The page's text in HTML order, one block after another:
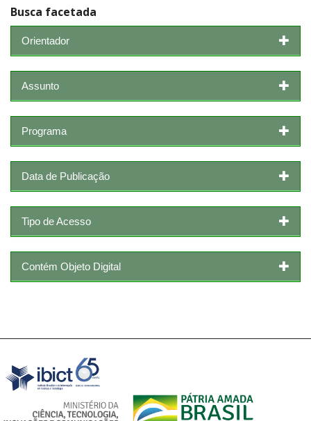
Busca facetada
Orientador
Assunto
Programa
Data de Publicação
Tipo de Acesso
Contém Objeto Digital